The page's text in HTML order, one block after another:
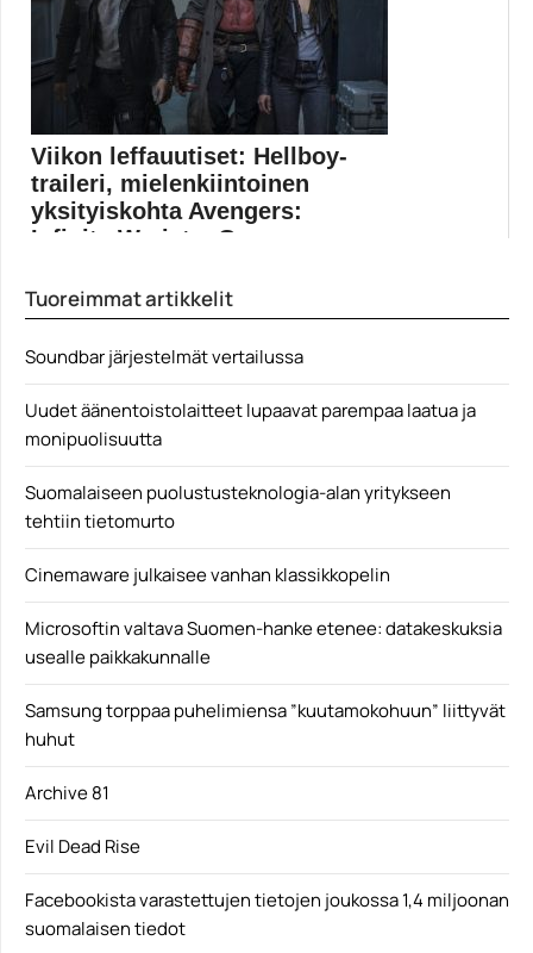
Viikon leffauutiset: Hellboy-
traileri, mielenkiintoinen
yksityiskohta Avengers:
Infinity Warista, Ge...
viikon 51/2018...
Tuoreimmat artikkelit
Soundbar järjestelmät vertailussa
Uudet äänentoistolaitteet lupaavat parempaa laatua ja
monipuolisuutta
Suomalaiseen puolustusteknologia-alan yritykseen
tehtiin tietomurto
Cinemaware julkaisee vanhan klassikkopelin
Microsoftin valtava Suomen-hanke etenee: datakeskuksia
usealle paikkakunnalle
Samsung torppaa puhelimiensa ”kuutamokohuun” liittyvät
huhut
Archive 81
Evil Dead Rise
Facebookista varastettujen tietojen joukossa 1,4 miljoonan
suomalaisen tiedot